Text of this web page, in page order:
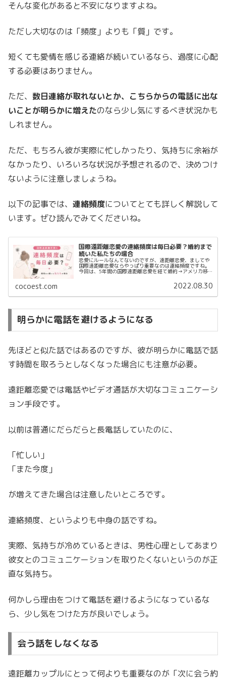
そんな変化があると不安になりますよね。
ただし大切なのは「頻度」よりも「質」です。
短くても愛情を感じる連絡が続いているなら、過度に心配
する必要はありません。
ただ、 数日連絡が取れないとか、こちらからの電話に出な
いことが明らかに増えたのなら少し気にするべき状況かも
しれません。
ただ、もちろん彼が実際に忙しかったり、気持ちに余裕が
なかったり、いろいろな状況が予想されるので、決めつけ
ないように注意しましょうね。
以下の記事では、 連絡頻度についてとても詳しく解説して
います。ぜひ読んでみてくださいね。
国際遠距離恋愛の連絡頻度は毎日必要？婚約まで
続いた私たちの場合
恋愛にルールなんてないのですが、遠距離恋愛、ましてや
国際遠距離恋愛ならやっぱり重要なのは連絡頻度ですね。
今回は、5年間の国際遠距離恋愛を経て婚約→アメリカ移
cocoest.com 2022.08.30
明らかに電話を避けるようになる
先ほどと似た話ではあるのですが、彼が明らかに電話で話
す時間を取ろうとしなくなった場合にも注意が必要。
遠距離恋愛では電話やビデオ通話が大切なコミュニケーシ
ョン手段です。
以前は普通にだらだらと長電話していたのに、
「忙しい」
「また今度」
が増えてきた場合は注意したいところです。
連絡頻度、というよりも中身の話ですね。
実際、気持ちが冷めているときは、男性心理としてあまり
彼女とのコミュニケーションを取りたくないというのが正
直な気持ち。
何かしら理由をつけて電話を避けるようになっているな
ら、少し気をつけた方が良いでしょう。
会う話をしなくなる
遠距離カップルにとって何よりも重要なのが「次に会う約